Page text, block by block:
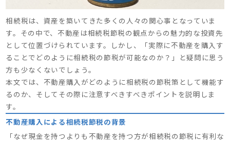
相続税は、資産を築いてきた多くの人々の関心事となっていま
す。その中で、不動産は相続税節税の観点からの魅力的な投資先
として位置づけられています。しかし、「実際に不動産を購入す
ることでどのように相続税の節税が可能なのか？」と疑問に思う
方も少なくないでしょう。
本文では、不動産購入がどのように相続税の節税策として機能す
るのか、そしてその際に注意すべきすべきポイントを説明しま
す。
不動産購入による相続税節税の背景
「なぜ現金を持つよりも不動産を持つ方が相続税の節税に有利な